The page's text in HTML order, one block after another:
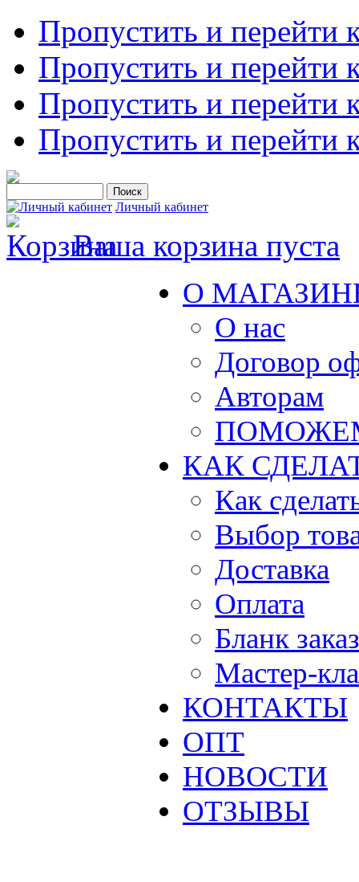
Пропустить и перейти
Пропустить и перейти
Пропустить и перейти
Пропустить и перейти
Личный кабинет
Ваша корзина пуста
О
О нас
Договор
Авторам
КАК
Как
Выбор
Доставка
Оплата
Бланк
Мастер-
КОНТАКТЫ
ОПТ
НОВОСТИ
ОТЗЫВЫ